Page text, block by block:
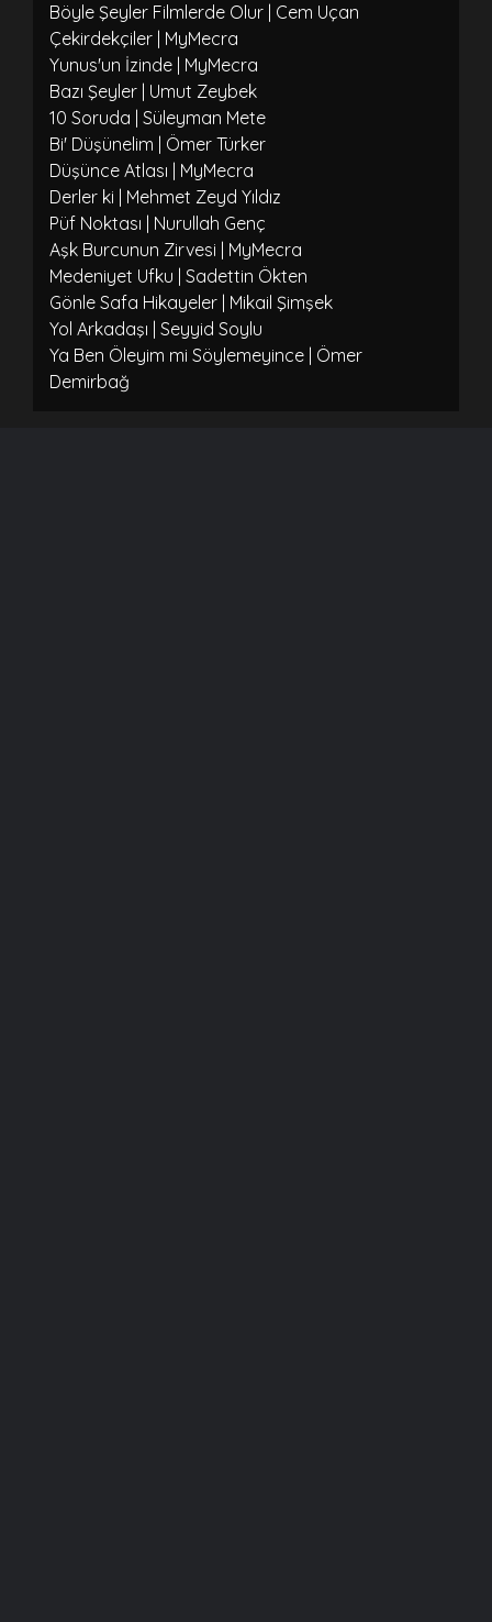
Böyle Şeyler Filmlerde Olur | Cem Uçan
Çekirdekçiler | MyMecra
Yunus'un İzinde | MyMecra
Bazı Şeyler | Umut Zeybek
10 Soruda | Süleyman Mete
Bi' Düşünelim | Ömer Türker
Düşünce Atlası | MyMecra
Derler ki | Mehmet Zeyd Yıldız
Püf Noktası | Nurullah Genç
Aşk Burcunun Zirvesi | MyMecra
Medeniyet Ufku | Sadettin Ökten
Gönle Safa Hikayeler | Mikail Şimşek
Yol Arkadaşı | Seyyid Soylu
Ya Ben Öleyim mi Söylemeyince | Ömer
Demirbağ